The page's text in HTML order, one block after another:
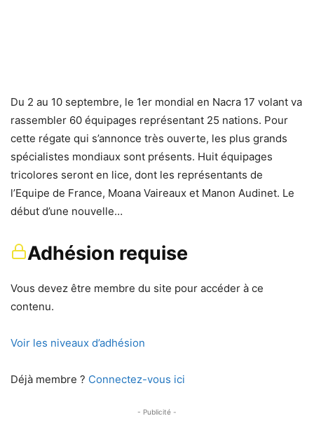
Du 2 au 10 septembre, le 1er mondial en Nacra 17 volant va
rassembler 60 équipages représentant 25 nations. Pour
cette régate qui s’annonce très ouverte, les plus grands
spécialistes mondiaux sont présents. Huit équipages
tricolores seront en lice, dont les représentants de
l’Equipe de France, Moana Vaireaux et Manon Audinet. Le
début d’une nouvelle…
Adhésion requise
Vous devez être membre du site pour accéder à ce
contenu.
Voir les niveaux d’adhésion
Déjà membre ? Connectez-vous ici
- Publicité -